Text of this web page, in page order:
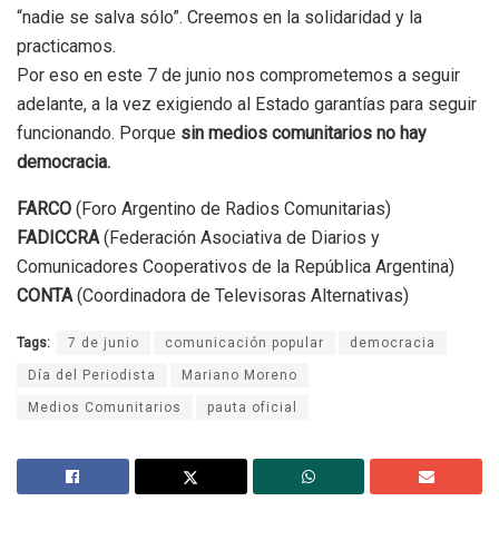
“nadie se salva sólo”. Creemos en la solidaridad y la
practicamos.
Por eso en este 7 de junio nos comprometemos a seguir
adelante, a la vez exigiendo al Estado garantías para seguir
funcionando. Porque sin medios comunitarios no hay
democracia.
FARCO (Foro Argentino de Radios Comunitarias)
FADICCRA(Federación Asociativa de Diarios y
Comunicadores Cooperativos de la República Argentina)
CONTA(Coordinadora de Televisoras Alternativas)
Tags: 7 de junio comunicación popular democracia
Día del Periodista Mariano Moreno
Medios Comunitarios pauta oficial